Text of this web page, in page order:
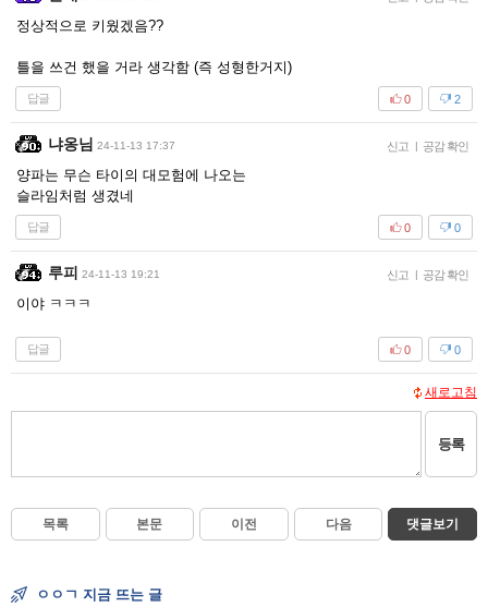
정상적으로 키웠겠음??
틀을 쓰건 했을 거라 생각함 (즉 성형한거지)
답글 2
0
냐옹님 24-11-13 17:37 신고 공감 확인
양파는 무슨 타이의 대모험에 나오는
슬라임처럼 생겼네
답글 0
0
루피 24-11-13 19:21 신고 공감 확인
이야 ㅋㅋㅋ
답글 0
0
새로고침
등록
목록 본문 이전 다음 댓글보기
ㅇㅇㄱ 지금 뜨는 글